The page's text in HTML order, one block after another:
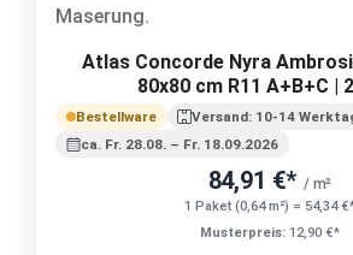
Atlas Concorde Nyra
80x80 cm R11 A+B+C |
Bestellware
Versand: 10-14
ca. Fr. 28.08. – Fr. 18.09.2026
84,91 €* / m²
1 Paket (0,64 m²) = 54,34
Musterpreis: 12,90 €*